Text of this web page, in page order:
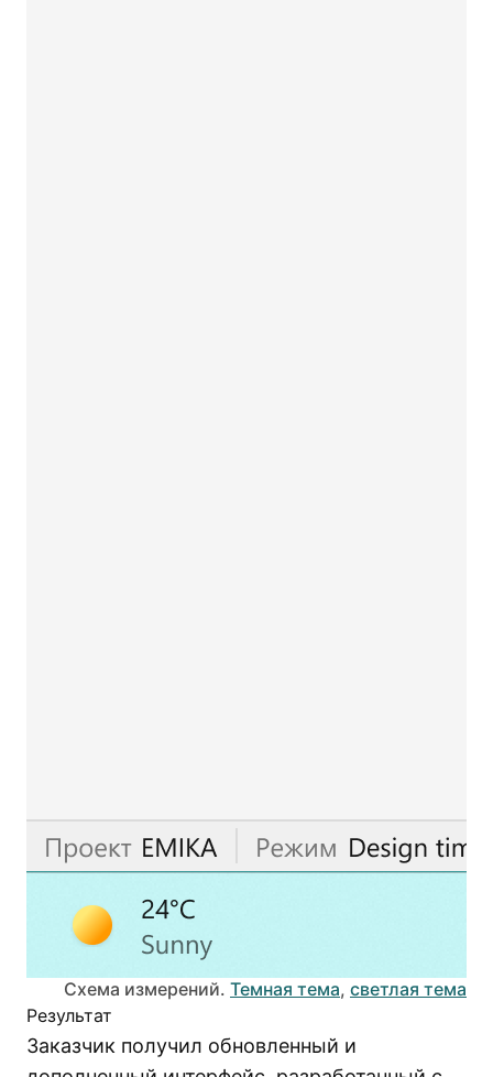
Схема измерений. Темная тема, светлая тема
Результат
Заказчик получил обновленный и